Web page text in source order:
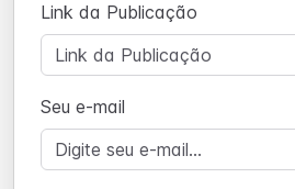
Link da Publicação
Seu e-mail